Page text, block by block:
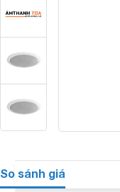
So sánh giá